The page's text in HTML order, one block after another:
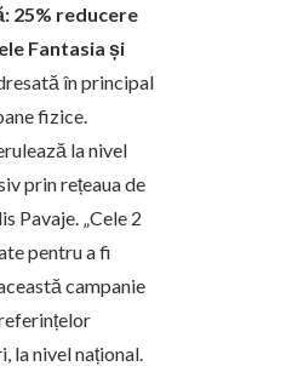
25% reducere
Fantasia și
în principal
fizice.
la nivel
prin rețeaua de
Pavaje. „Cele 2
pentru a fi
campanie
la nivel național.